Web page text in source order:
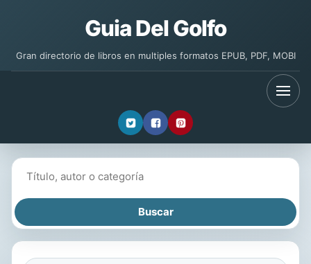
Guia Del Golfo
Gran directorio de libros en multiples formatos EPUB, PDF, MOBI